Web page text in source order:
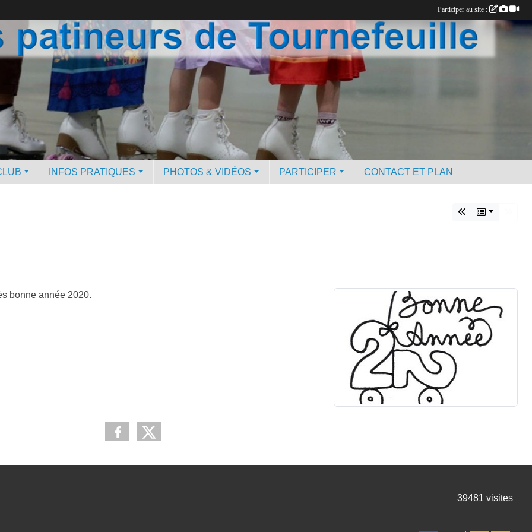
INFOS PRATIQUES PHOTOS & VIDÉOS PARTICIPER CONTACT ET PLAN
bonne année 2020.
39481 visites
Participer au site :